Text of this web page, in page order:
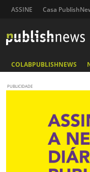
ASSINE Casa
COLABPUBLISHNEWS
PUBLICIDADE